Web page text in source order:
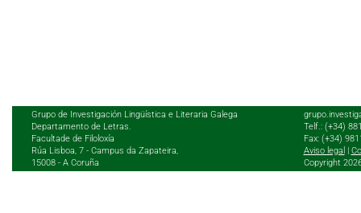
Grupo de Investigación Lingüística e Literaria Galega
Departamento de Letras.
Facultade de Filoloxía
Rúa Lisboa, 7 - Campus da Zapateira,
15008 - A Coruña
Telf.: (+34)
Fax: (+34)
Aviso legal
Copyright